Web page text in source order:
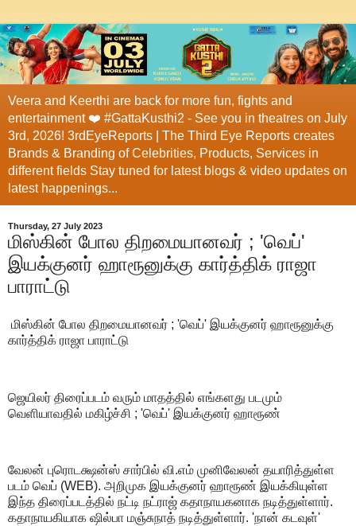
Veera and Keerthi are back for more fun, fights and
entertainment ❤️ #GattaKusthi2 - See you in theatres on July
3rd, 2026! 3rdEyeReports | The Third Eye Reports creates
Brands & Branding of Celebrities, Products, Services in
different fields Stay tuned for latest blogs & video updates on
latest happenings...
Thursday, 27 July 2023
மிஸ்கின் போல திறமையானவர் ; 'வெப்'
இயக்குனர் ஹாரூனுக்கு கார்த்திக் ராஜா
பாராட்டு
மிஸ்கின் போல திறமையானவர் ; 'வெப்' இயக்குனர் ஹாரூனுக்கு
கார்த்திக் ராஜா பாராட்டு
ஜெயிலர் திரைப்படம் வரும் மாதத்தில் எங்களது படமும்
வெளியாவதில் மகிழ்ச்சி ; 'வெப்' இயக்குனர் ஹாரூண்
வேலன் புரொடக்ஷன்ஸ் சார்பில் வி.எம் முனிவேலன் தயாரித்துள்ள
படம் வெப் (WEB). அறிமுக இயக்குனர் ஹாரூண் இயக்கியுள்ள
இந்த திரைப்படத்தில் நட்டி நட்ராஜ் கதாநாயகனாக நடித்துள்ளார்.
கதாநாயகியாக ஷில்பா மஞ்சுநாத் நடித்துள்ளார். 'நான் கடவுள்'